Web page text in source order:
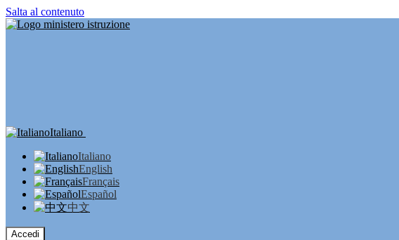
Salta al contenuto
Italiano
Italiano
English
Français
Español
中文
Accedi